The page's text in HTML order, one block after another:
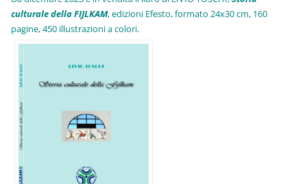
culturale della FIJLKAM, edizioni Efesto, formato 24x30 cm, 160
pagine, 450 illustrazioni a colori.